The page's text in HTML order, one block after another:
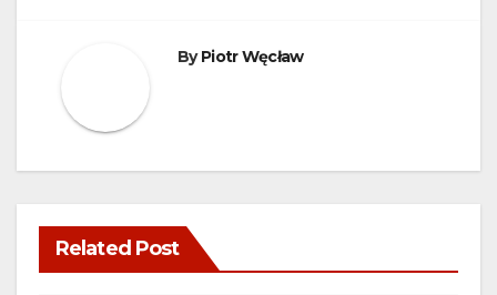
ByPiotr Węcław
Related Post